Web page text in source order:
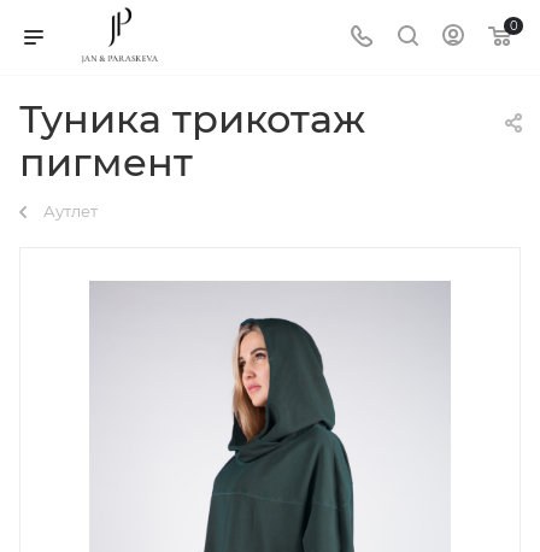
0
Туника трикотаж
пигмент
Аутлет